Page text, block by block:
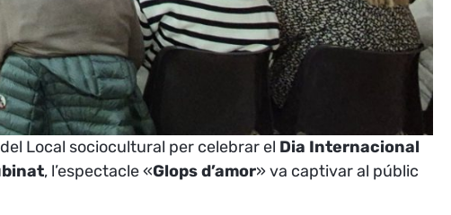
Local sociocultural per celebrar el Dia Internacional
, l’espectacle «Glops d’amor» va captivar al públic